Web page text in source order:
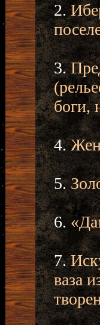
2.
3.
боги,
4.
5.
6.
7.
ваза